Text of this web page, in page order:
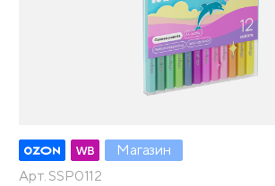
Магазин
Арт. SSP0112